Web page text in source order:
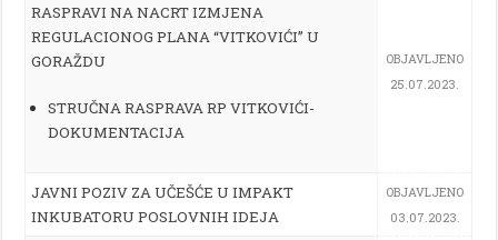
RASPRAVI NA NACRT IZMJENA
REGULACIONOG PLANA “VITKOVIĆI” U
GORAŽDU
STRUČNA RASPRAVA RP VITKOVIĆI-
DOKUMENTACIJA
OBJAVLJENO
25.07.2023.
JAVNI POZIV ZA UČEŠĆE U IMPAKT
INKUBATORU POSLOVNIH IDEJA
OBJAVLJENO
03.07.2023.